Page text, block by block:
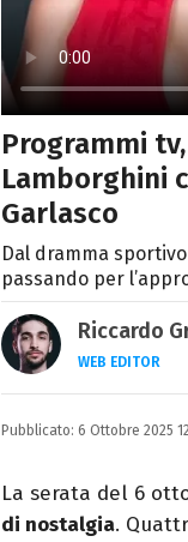
Programmi
Lamborghini
Garlasco
Dal dramma
passando per
Riccardo
WEB EDITOR
LINKEDIN
Si avvicina
presso La
Pubblicato: 6 Ottobre 2025
La serata del 6
di nostalgia.